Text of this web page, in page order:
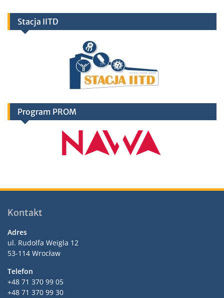
Stacja IITD
Program PROM
Kontakt
Adres
ul. Rudolfa Weigla 12
53-114 Wrocław
Telefon
+48 71 370 99 05
+48 71 370 99 30